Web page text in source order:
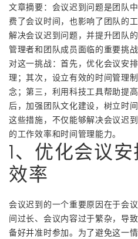
文章摘要：会议迟到问题是团队
费了会议时间，也影响了团队的
解决会议迟到问题，并提升团队
管理者和团队成员面临的重要挑
对这一挑战：首先，优化会议安
理；其次，设立有效的时间管理
念；第三，利用科技工具帮助提
后，加强团队文化建设，树立时
这些措施，不仅能够解决会议迟
的工作效率和时间管理能力。
1、优化会议
效率
会议迟到的一个重要原因在于会
间过长、会议内容过于繁杂，导
备好并准时参加。为了避免这一